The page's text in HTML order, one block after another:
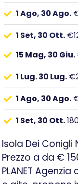
1 Ago, 30 Ago.
1 Set, 30 Ott.
15 Mag, 30 Giu.
1 Lug. 30 Lug.
1 Ago, 30 Ago.
1 Set, 30 Ott.
Isola Dei
Prezzo a da €
PLANET